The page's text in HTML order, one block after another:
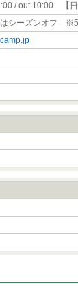
/ out 10:00 【
シーズンオフ ※5